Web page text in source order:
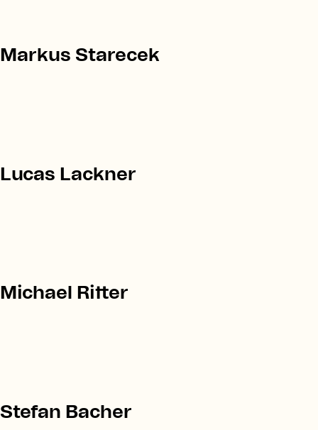
Markus Starecek
Lucas Lackner
Michael Ritter
Stefan Bacher